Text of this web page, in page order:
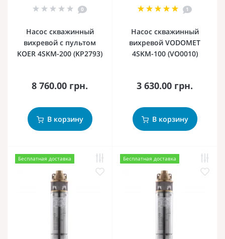
0
Насос скважинный
вихревой с пультом
KOER 4SKM-200 (KP2793)
8 760.00 грн.
В корзину
1
Насос скважинный
вихревой VODOMET
4SKM-100 (VO0010)
3 630.00 грн.
В корзину
Бесплатная доставка Бесплатная доставка